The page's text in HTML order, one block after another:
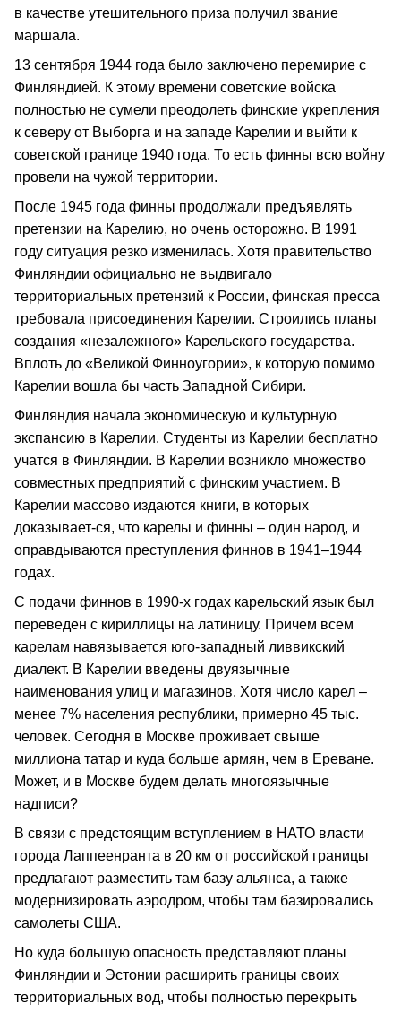
в качестве утешительного приза получил звание
маршала.
13 сентября 1944 года было заключено перемирие с
Финляндией. К этому времени советские войска
полностью не сумели преодолеть финские укрепления
к северу от Выборга и на западе Карелии и выйти к
советской границе 1940 года. То есть финны всю войну
провели на чужой территории.
После 1945 года финны продолжали предъявлять
претензии на Карелию, но очень осторожно. В 1991
году ситуация резко изменилась. Хотя правительство
Финляндии официально не выдвигало
территориальных претензий к России, финская пресса
требовала присоединения Карелии. Строились планы
создания «незалежного» Карельского государства.
Вплоть до «Великой Финноугории», к которую помимо
Карелии вошла бы часть Западной Сибири.
Финляндия начала экономическую и культурную
экспансию в Карелии. Студенты из Карелии бесплатно
учатся в Финляндии. В Карелии возникло множество
совместных предприятий с финским участием. В
Карелии массово издаются книги, в которых
доказывает-ся, что карелы и финны – один народ, и
оправдываются преступления финнов в 1941–1944
годах.
С подачи финнов в 1990-х годах карельский язык был
переведен с кириллицы на латиницу. Причем всем
карелам навязывается юго-западный ливвикский
диалект. В Карелии введены двуязычные
наименования улиц и магазинов. Хотя число карел –
менее 7% населения республики, примерно 45 тыс.
человек. Сегодня в Москве проживает свыше
миллиона татар и куда больше армян, чем в Ереване.
Может, и в Москве будем делать многоязычные
надписи?
В связи с предстоящим вступлением в НАТО власти
города Лаппеенранта в 20 км от российской границы
предлагают разместить там базу альянса, а также
модернизировать аэродром, чтобы там базировались
самолеты США.
Но куда большую опасность представляют планы
Финляндии и Эстонии расширить границы своих
территориальных вод, чтобы полностью перекрыть